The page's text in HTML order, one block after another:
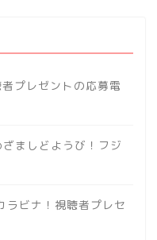
プレゼントの応募電
ましどようび！フジ
ラビナ！視聴者プレセ